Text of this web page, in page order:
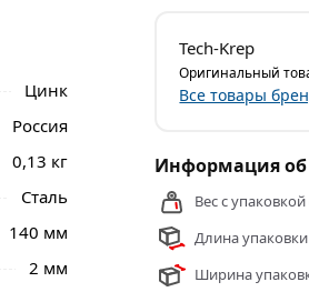
службы.
Цинк
Россия
0,13 кг
Сталь
140 мм
2 мм
Tech-Krep
Оригинальный
Все товары
Информация об
Вес с упаковкой
Длина
Ширина